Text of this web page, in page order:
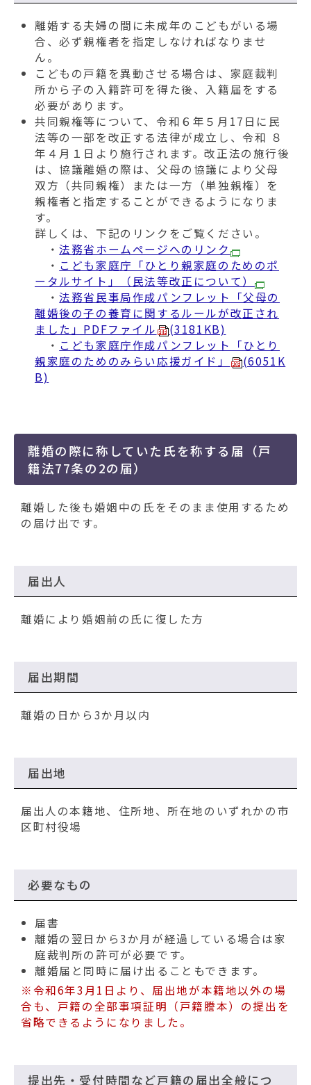
離婚する夫婦の間に未成年のこどもがいる場
合、必ず親権者を指定しなければなりませ
ん。
こどもの戸籍を異動させる場合は、家庭裁判
所から子の入籍許可を得た後、入籍届をする
必要があります。
共同親権等について、令和６年５月17日に民
法等の一部を改正する法律が成立し、令和 ８
年４月１日より施行されます。改正法の施行後
は、協議離婚の際は、父母の協議により父母
双方（共同親権）または一方（単独親権）を
親権者と指定することができるようになりま
す。
詳しくは、下記のリンクをご覧ください。
・法務省ホームページへのリンク
・ こども家庭庁「ひとり親家庭のためのポ
ータルサイト」（民法等改正について）
・法務省民事局作成パンフレット「父母の
離婚後の子の養育に関するルールが改正され
ました」PDFファイル
(3181KB)
・ こども家庭庁作成パンフレット「ひとり
親家庭のためのみらい応援ガイド」
(6051K
B)
離婚の際に称していた氏を称する届（戸
籍法77条の2の届）
離婚した後も婚姻中の氏をそのまま使用するため
の届け出です。
届出人
離婚により婚姻前の氏に復した方
届出期間
離婚の日から3か月以内
届出地
届出人の本籍地、住所地、所在地のいずれかの市
区町村役場
必要なもの
届書
離婚の翌日から3か月が経過している場合は家
庭裁判所の許可が必要です。
離婚届と同時に届け出ることもできます。
※令和6年3月1日より、届出地が本籍地以外の場
合も、戸籍の全部事項証明（戸籍謄本）の提出を
省略できるようになりました。
提出先・受付時間など戸籍の届出全般につ